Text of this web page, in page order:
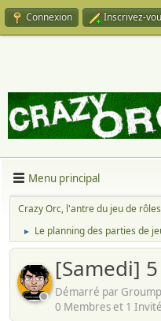
Connexion Inscrivez-
Menu principal
Crazy Orc, l'antre du jeu de
► Le planning des parties de
[Samedi]
Démarré par
0 Membres et 1